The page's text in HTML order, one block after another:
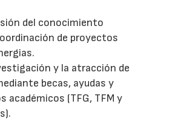
del conocimiento
de proyectos
y la atracción de
becas, ayudas y
académicos (TFG, TFM y